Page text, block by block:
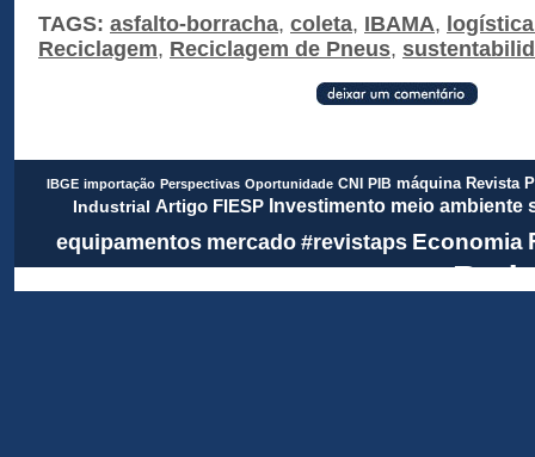
TAGS: asfalto-borracha, coleta, IBAMA,
Reciclagem, Reciclagem de Pneus,
IBGE importação Perspectivas Oportunidade CNI PIB máquina Revista
Industrial Artigo FIESP Investimento meio ambiente
equipamentos mercado #revistaps Economia